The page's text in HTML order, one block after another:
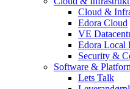
Cloud &
Edora Cloud
VE
Edora Local
Security &
Software &
Lets Talk